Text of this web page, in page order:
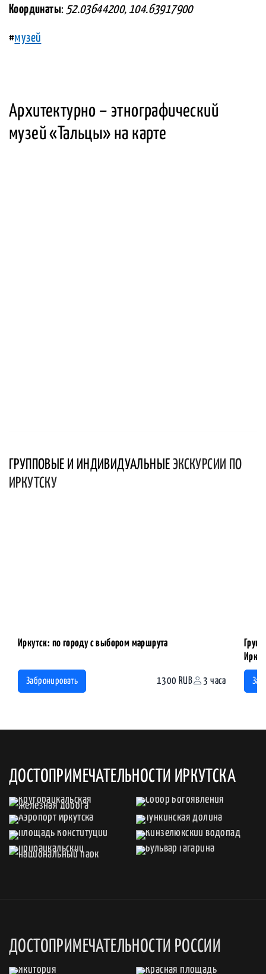
Координаты: 52.03644200, 104.63917900
#музей
Архитектурно – этнографический
музей «Тальцы» на карте
ГРУППОВЫЕ И ИНДИВИДУАЛЬНЫЕ ЭКСКУРСИИ ПО
ИРКУТСКУ
Иркутск: по городу с выбором маршрута
Забронировать 1300 RUB 3 часа
ДОСТОПРИМЕЧАТЕЛЬНОСТИ ИРКУТСКА
ДОСТОПРИМЕЧАТЕЛЬНОСТИ РОССИИ